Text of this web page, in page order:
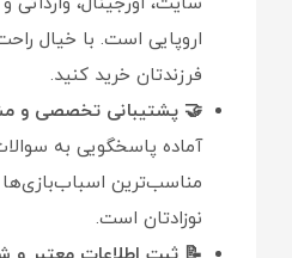
اروپایی است. با خیال
فرزندتان خرید کنید.
🤝 پشتیبانی تخصصی و
آماده پاسخگویی به
مناسب‌ترین
نوزادتان است.